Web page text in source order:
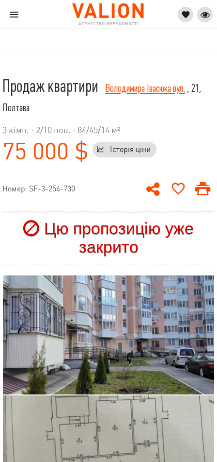
Продаж квартири Володимира Івасюка вул. , 21,
Полтава
3 кімн. · 2/10 пов. · 84/45/14 м²
75 000 $ Історія ціни
Номер: SF-3-254-730
Цю пропозицію уже
закрито